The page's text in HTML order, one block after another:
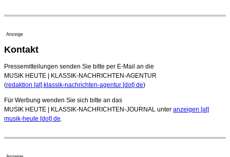
Anzeige
Kontakt
Pressemitteilungen senden Sie bitte per E-Mail an die
MUSIK HEUTE | KLASSIK-NACHRICHTEN-AGENTUR
(redaktion [at] klassik-nachrichten-agentur [dot] de)
Für Werbung wenden Sie sich bitte an das
MUSIK HEUTE | KLASSIK-NACHRICHTEN-JOURNAL unter anzeigen [at]
musik-heute [dot] de.